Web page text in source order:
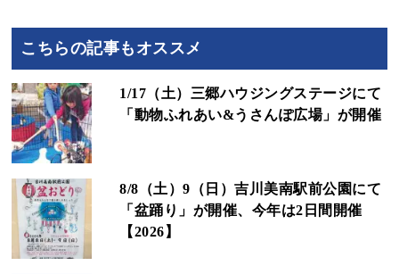
こちらの記事もオススメ
1/17（土）三郷ハウジングステージにて
「動物ふれあい&うさんぽ広場」が開催
8/8（土）9（日）吉川美南駅前公園にて
「盆踊り」が開催、今年は2日間開催
【2026】